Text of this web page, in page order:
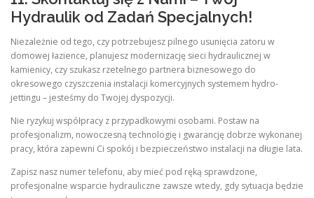
Hydraulik od Zadań Specjalnych!
Niezależnie od tego, czy potrzebujesz pilnego usunięcia zatoru w
domowej łazience, planujesz modernizację sieci hydraulicznej w
kamienicy, czy szukasz rzetelnego partnera biznesowego do
okresowego czyszczenia instalacji komercyjnych systemem hydro-
jettingu – jesteśmy do Twojej dyspozycji.
Nie ryzykuj współpracy z przypadkowymi osobami. Postaw na
profesjonalizm, nowoczesną technologię i gwarancję dobrze wykonanej
pracy, która zapewni Ci spokój i bezpieczeństwo instalacji na długie lata.
Zapisz nasz numer telefonu, aby mieć pod ręką sprawdzone,
profesjonalne wsparcie hydrauliczne zawsze wtedy, gdy sytuacja będzie